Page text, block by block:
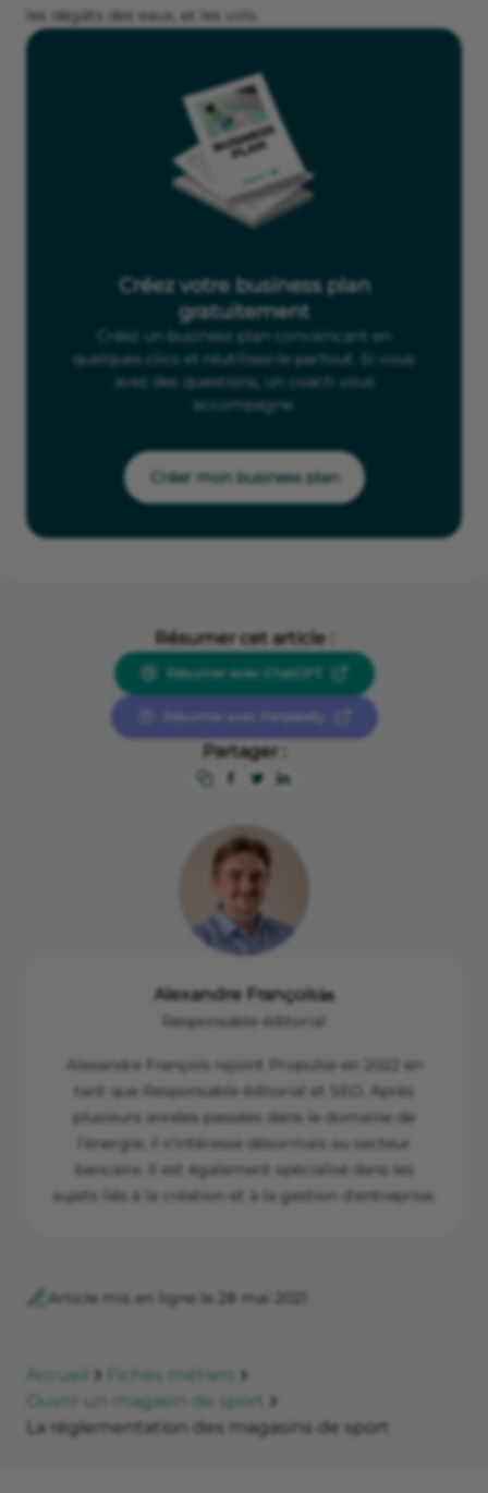
les dégâts des eaux, et les vols.
Créez votre business plan
gratuitement
Créez un business plan convaincant en
quelques clics et réutilisez-le partout. Si vous
avez des questions, un coach vous
accompagne.
Créer mon business plan
Résumer cet article :
Résumer avec ChatGPT
Résumer avec Perplexity
Partager :
Alexandre François
Responsable éditorial
Alexandre François rejoint Propulse en 2022 en
tant que Responsable éditorial et SEO. Après
plusieurs années passées dans le domaine de
l'énergie, il s'intéresse désormais au secteur
bancaire. Il est également spécialisé dans les
sujets liés à la création et à la gestion d'entreprise.
Article mis en ligne le 28 mai 2021
Accueil
Fiches métiers
Ouvrir un magasin de sport
La réglementation des magasins de sport